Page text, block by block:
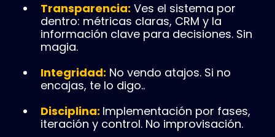
Transparencia: Ves el sistema por
dentro: métricas claras, CRM y la
información clave para decisiones. Sin
magia.
​Integridad: No vendo atajos. Si no
encajas, te lo digo..
​Disciplina: Implementación por fases,
iteración y control. No improvisación.